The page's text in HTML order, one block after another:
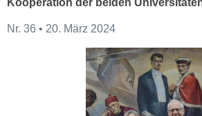
Kooperation der beiden
Nr. 36 • 20. März 2024